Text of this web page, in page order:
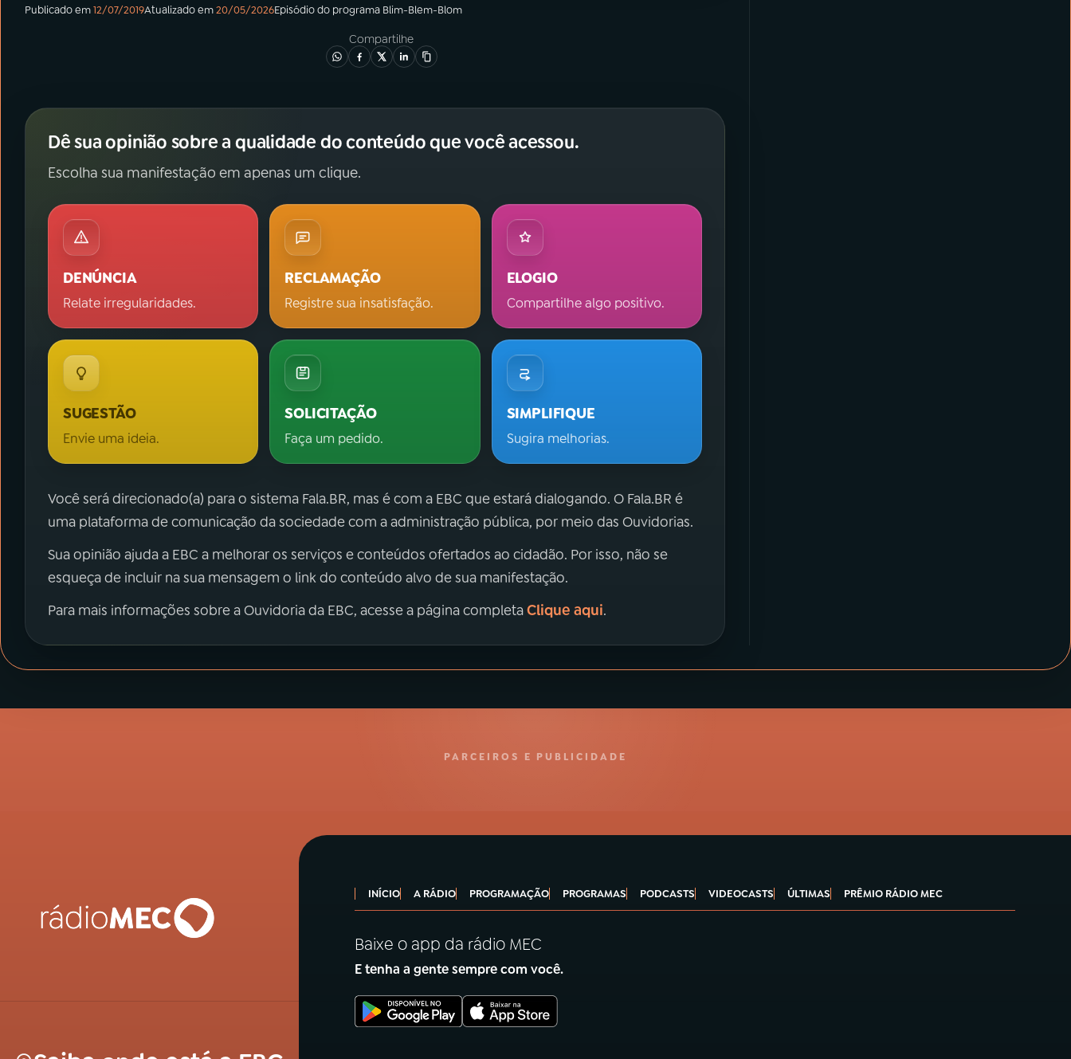
Publicado em12/07/2019Atualizado em20/05/2026Episódiodo programa Blim-Blem-Blom
Compartilhe
Dê sua opinião sobre a qualidade do conteúdo que você acessou.
Escolha sua manifestação em apenas um clique.
DENÚNCIA
Relate irregularidades.
RECLAMAÇÃO
Registre sua insatisfação.
ELOGIO
Compartilhe algo positivo.
SUGESTÃO
Envie uma ideia.
SOLICITAÇÃO
Faça um pedido.
SIMPLIFIQUE
Sugira melhorias.
Você será direcionado(a) para o sistema Fala.BR, mas é com a EBC que estará dialogando. O Fala.BR é
uma plataforma de comunicação da sociedade com a administração pública, por meio das Ouvidorias.
Sua opinião ajuda a EBC a melhorar os serviços e conteúdos ofertados ao cidadão. Por isso, não se
esqueça de incluir na sua mensagem o link do conteúdo alvo de sua manifestação.
Para mais informações sobre a Ouvidoria da EBC, acesse a página completaClique aqui.
PARCEIROS E PUBLICIDADE
INÍCIO A RÁDIO PROGRAMAÇÃO PROGRAMAS PODCASTS VIDEOCASTS ÚLTIMAS PRÊMIO RÁDIO MEC
Baixe o app da rádio MEC
E tenha a gente sempre com você.